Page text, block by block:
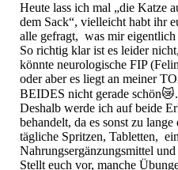
Heute lass ich mal „die Katze
dem Sack“, vielleicht habt ihr
alle gefragt, was mir eigentlich
So richtig klar ist es leider
könnte neurologische FIP
oder aber es liegt an meiner
BEIDES nicht gerade schön😿.
Deshalb werde ich auf beide
behandelt, da es sonst zu
tägliche Spritzen, Tabletten,
Nahrungsergänzungsmittel
Stellt euch vor, manche